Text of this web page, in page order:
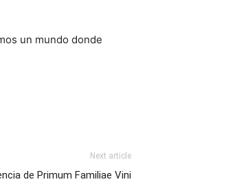
un mundo donde
Next article
de Primum Familiae Vini